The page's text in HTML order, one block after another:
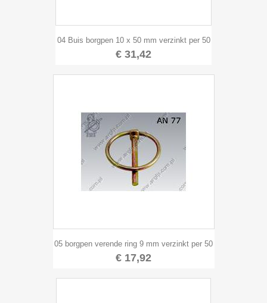
04 Buis borgpen 10 x 50 mm verzinkt per 50
€ 31,42
05 borgpen verende ring 9 mm verzinkt per 50
€ 17,92